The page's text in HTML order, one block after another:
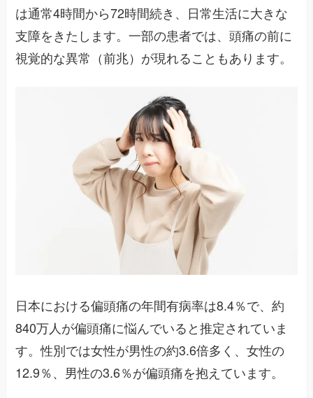
は通常4時間から72時間続き、日常生活に大きな
支障をきたします。一部の患者では、頭痛の前に
視覚的な異常（前兆）が現れることもあります。
日本における偏頭痛の年間有病率は8.4％で、約
840万人が偏頭痛に悩んでいると推定されていま
す。性別では女性が男性の約3.6倍多く、女性の
12.9％、男性の3.6％が偏頭痛を抱えています。